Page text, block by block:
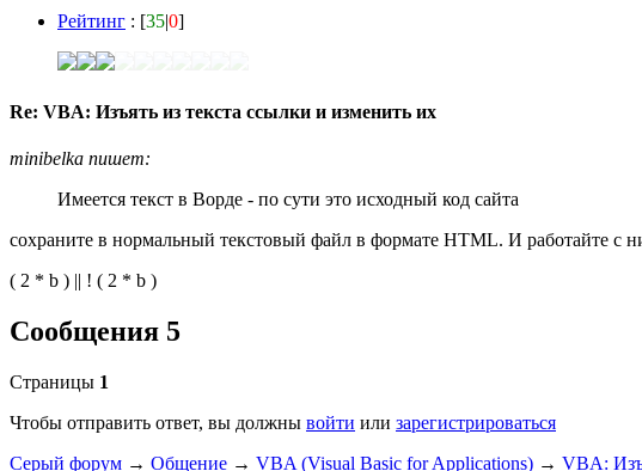
Рейтинг : [35|0]
Re: VBA: Изъять из текста ссылки и изменить их
minibelka пишет:
Имеется текст в Ворде - по сути это исходный код сайта
сохраните в нормальный текстовый файл в формате HTML. И работайте с
( 2 * b ) || ! ( 2 * b )
Сообщения 5
Страницы 1
Чтобы отправить ответ, вы должны войти или зарегистрироваться
Серый форум → Общение → VBA (Visual Basic for Applications) → VBA: